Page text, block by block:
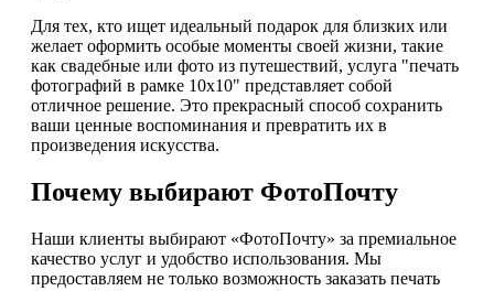
Для тех, кто ищет идеальный подарок для близких или
желает оформить особые моменты своей жизни, такие
как свадебные или фото из путешествий, услуга "печать
фотографий в рамке 10х10" представляет собой
отличное решение. Это прекрасный способ сохранить
ваши ценные воспоминания и превратить их в
произведения искусства.
Почему выбирают ФотоПочту
Наши клиенты выбирают «ФотоПочту» за премиальное
качество услуг и удобство использования. Мы
предоставляем не только возможность заказать печать